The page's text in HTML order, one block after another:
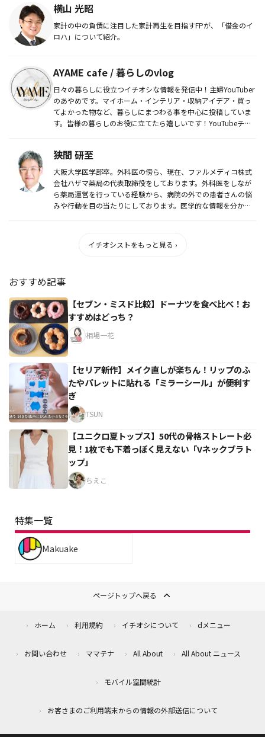
横山 光昭
家計の中の負債に注目した家計再生を目指すFPが、「借金のイ
ロハ」について紹介。
AYAME cafe / 暮らしのvlog
日々の暮らしに役立つイチオシな情報を発信中！主婦YouTuber
のあやめです。マイホーム・インテリア・収納アイデア・買っ
てよかった物など、暮らしにまつわる事を中心に投稿していま
す。皆様の暮らしのお役に立てたら嬉しいです！YouTubeチャ
狭間 研至
大阪大学医学部卒。外科医の傍ら、現在、ファルメディコ株式
会社ハザマ薬局の代表取締役をしております。外科医をしなが
ら薬局運営を行っている経験から、病院の外での患者さんの悩
みや行動を目の当たりにしております。医学的な情報を分かり
イチオシストをもっと見る ›
おすすめ記事
【セブン・ミスド比較】ドーナツを食べ比べ！お
すすめはどっち？
相場一花
【セリア新作】メイク直しが楽ちん！リップのふ
たやパレットに貼れる「ミラーシール」が便利す
ぎ
TSUN
【ユニクロ夏トップス】50代の骨格ストレート必
見！1枚でも下着っぽく見えない「Vネックブラト
ップ」
ちえこ
特集一覧
Makuake
ページトップへ戻る
ホーム 利用規約 イチオシについて dメニュー
お問い合わせ ママテナ All About All About ニュース
モバイル空間統計
お客さまのご利用端末からの情報の外部送信について